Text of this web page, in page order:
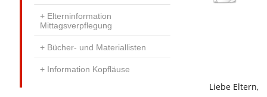
Liebe Eltern,
Elterninformation
Mittagsverpflegung
Bücher- und Materiallisten
Information Kopfläuse